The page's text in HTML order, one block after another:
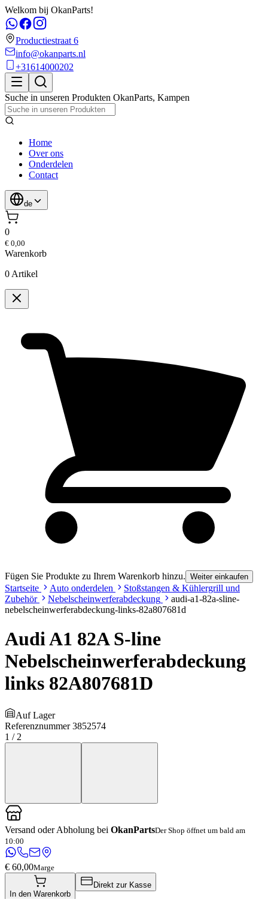
Welkom bij OkanParts!
Productiestraat 6
info@okanparts.nl
+31614000202
Suche in unseren Produkten OkanParts, Kampen
Home
Over ons
Onderdelen
Contact
de
0
€ 0,00
Warenkorb
0 Artikel
Fügen Sie Produkte zu Ihrem Warenkorb hinzu. Weiter einkaufen
Startseite Auto onderdelen
Stoßstangen & Kühlergrill und
Zubehör
Nebelscheinwerferabdeckung
audi-a1-82a-sline-
nebelscheinwerferabdeckung-links-82a807681d
Audi A1 82A S-line
Nebelscheinwerferabdeckung
links 82A807681D
Auf Lager
Referenznummer 3852574
1 / 2
Versand oder Abholung bei OkanPartsDer Shop öffnet um bald am
10:00
€ 60,00Marge
In den Warenkorb
Direkt zur Kasse